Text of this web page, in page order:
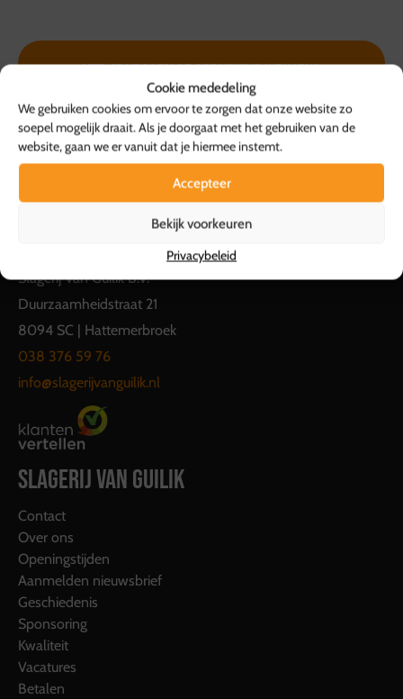
Cookie mededeling
We gebruiken cookies om ervoor te zorgen dat onze website zo
soepel mogelijk draait. Als je doorgaat met het gebruiken van de
website, gaan we er vanuit dat je hiermee instemt.
Accepteer
Bekijk voorkeuren
Privacybeleid
Heb je vragen ofspecifieke wensen?
WHATSAPP
GROTE BESTELLING?
Slagerij Van Guilik B.V.
Duurzaamheidstraat 21
8094 SC | Hattemerbroek
038 376 59 76
info@slagerijvanguilik.nl
SLAGERIJ VAN GUILIK
Contact
Over ons
Openingstijden
Aanmelden nieuwsbrief
Geschiedenis
Sponsoring
Kwaliteit
Vacatures
Betalen